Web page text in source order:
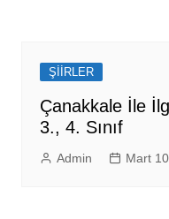
ŞİİRLER
Çanakkale İle
3., 4. Sınıf
Admin Mart